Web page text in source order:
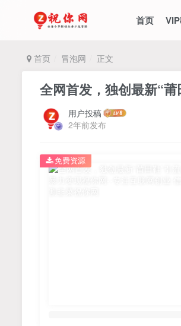
首页
首页 冒泡网 正文
全网首发，独创最新“
用户投稿
2年前发布
免费资源